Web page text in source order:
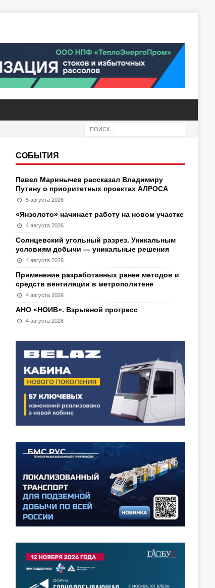
СОБЫТИЯ
Павел Маринычев рассказал Владимиру
Путину о приоритетных проектах АЛРОСА
5 августа 2026
«Янзолото» начинает работу на новом участке
4 августа 2026
Солнцевский угольный разрез. Уникальным
условиям добычи — уникальные решения
4 августа 2026
Применение разработанных ранее методов и
средств вентиляции в метрополитене
4 августа 2026
АНО «НОИВ». Взрывной прогресс
4 августа 2026